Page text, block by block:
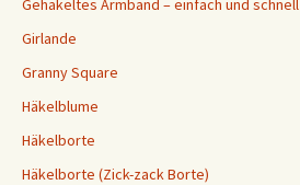
Gehäkeltes Armband – einfach und schnell
Girlande
Granny Square
Häkelblume
Häkelborte
Häkelborte (Zick-zack Borte)